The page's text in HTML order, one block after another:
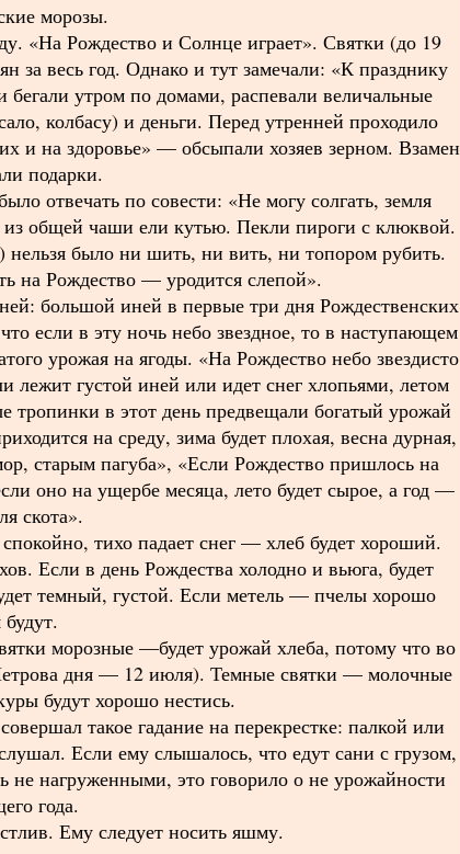
морозы.
«На Рождество и Солнце играет». Святки (до 19
за весь год. Однако и тут замечали: «К празднику
утром по домами, распевали величальные
колбасу) и деньги. Перед утренней проходило
и на здоровье» — обсыпали хозяев зерном. Взамен
подарки.
отвечать по совести: «Не могу солгать, земля
общей чаши ели кутью. Пекли пироги с клюквой.
нельзя было ни шить, ни вить, ни топором рубить.
на Рождество — уродится слепой».
большой иней в первые три дня Рождественских
если в эту ночь небо звездное, то в наступающем
урожая на ягоды. «На Рождество небо звездисто
густой иней или идет снег хлопьями, летом
в этот день предвещали богатый урожай
на среду, зима будет плохая, весна дурная,
старым пагуба», «Если Рождество пришлось на
оно на ущербе месяца, лето будет сырое, а год —
скота».
тихо падает снег — хлеб будет хороший.
Если в день Рождества холодно и вьюга, будет
темный, густой. Если метель — пчелы хорошо
морозные —будет урожай хлеба, потому что во
дня — 12 июля). Темные святки — молочные
будут хорошо нестись.
такое гадание на перекрестке: палкой или
Если ему слышалось, что едут сани с грузом,
нагруженными, это говорило о не урожайности
года.
Ему следует носить яшму.